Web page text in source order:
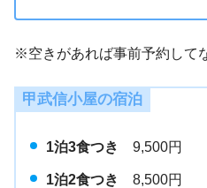
※空きがあれば事前予約して
甲武信小屋の宿泊
1泊3食つき 9,500円
1泊2食つき 8,500円